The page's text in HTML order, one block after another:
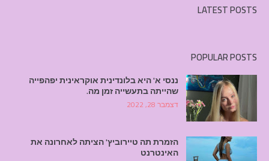
LATEST POSTS
POPULAR POSTS
ננסי א' היא בלונדינית אוקראינית יפהפייה
שהייתה בתעשייה זמן מה.
דצמבר 28, 2022
הזמרת תה טיירוביץ' הציתה לאחרונה את
האינטרנט